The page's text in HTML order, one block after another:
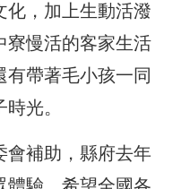
化，加上生動活潑
寮慢活的客家生活
帶著毛小孩一同
光。
會補助，縣府去年